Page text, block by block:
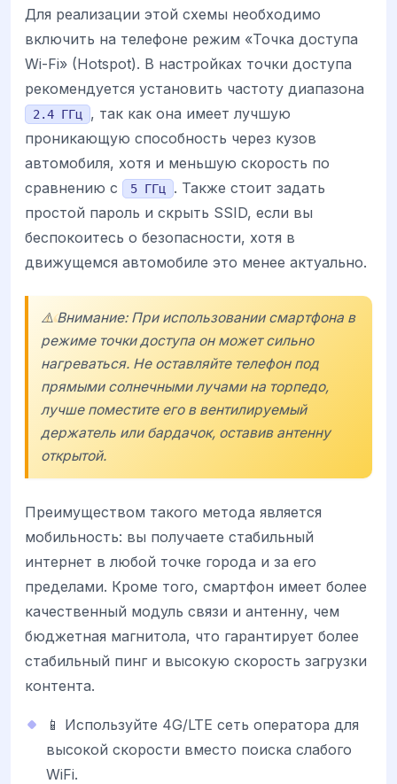
Для реализации этой схемы необходимо
включить на телефоне режим «Точка доступа
Wi-Fi» (Hotspot). В настройках точки доступа
рекомендуется установить частоту диапазона
2.4 ГГц
, так как она имеет лучшую
проникающую способность через кузов
автомобиля, хотя и меньшую скорость по
сравнению с
5 ГГц
. Также стоит задать
простой пароль и скрыть SSID, если вы
беспокоитесь о безопасности, хотя в
движущемся автомобиле это менее актуально.
⚠️ Внимание: При использовании смартфона в
режиме точки доступа он может сильно
нагреваться. Не оставляйте телефон под
прямыми солнечными лучами на торпедо,
лучше поместите его в вентилируемый
держатель или бардачок, оставив антенну
открытой.
Преимуществом такого метода является
мобильность: вы получаете стабильный
интернет в любой точке города и за его
пределами. Кроме того, смартфон имеет более
качественный модуль связи и антенну, чем
бюджетная магнитола, что гарантирует более
стабильный пинг и высокую скорость загрузки
контента.
📱 Используйте 4G/LTE сеть оператора для
высокой скорости вместо поиска слабого
WiFi.